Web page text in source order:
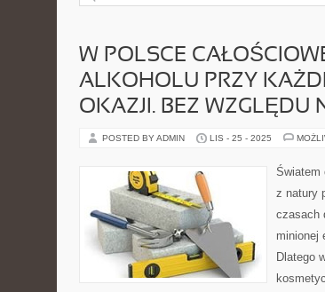
W POLSCE
ALKOHOLU PRZY
OKAZJI. BEZ WZGLĘDU
POSTED BY ADMIN LIS - 25 - 2025
Światem
z natury
czasach
minionej
Dlatego